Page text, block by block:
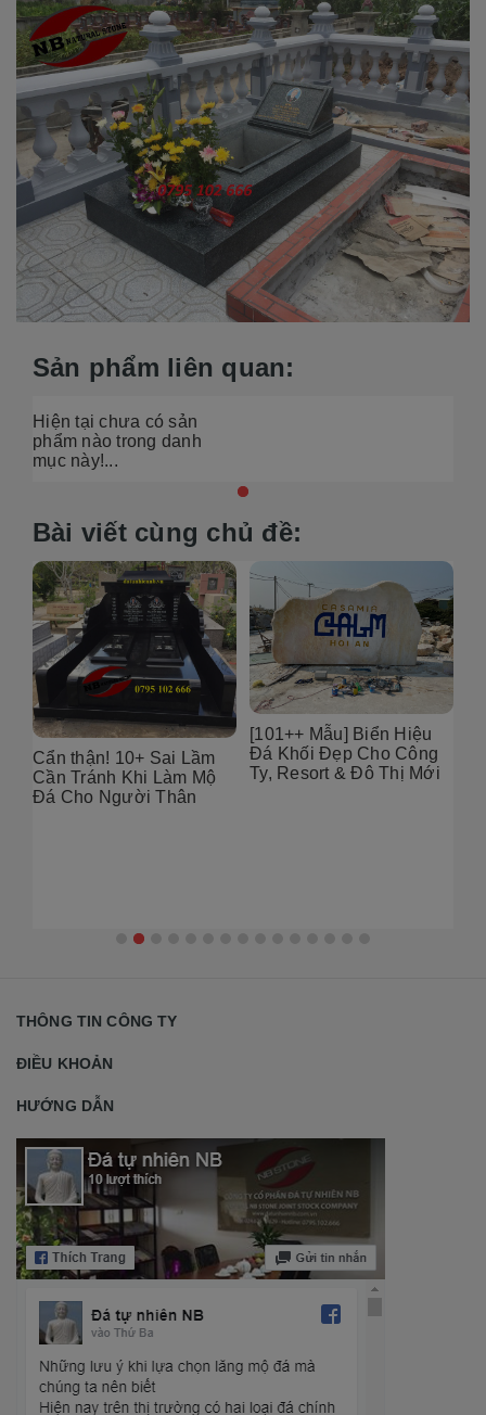
Sản phẩm liên quan:
Hiện tại chưa có sản
phẩm nào trong danh
mục này!...
Bài viết cùng chủ đề:
Cẩn thận! 10+ Sai Lầm
Cần Tránh Khi Làm Mộ
Đá Cho Người Thân
[101++ Mẫu] Biển Hiệu
Đá Khối Đẹp Cho Công
Ty, Resort & Đô Thị Mới
THÔNG TIN CÔNG TY
ĐIỀU KHOẢN
HƯỚNG DẪN